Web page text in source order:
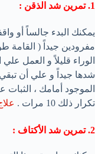
1. تمرين شد الذقن :
يمكنك البدء جالساً أو
مفرودين جيداً ( القامة
الوراء قليلاً و العمل
شدها جيداً و علي أن
تكرار ذلك 10 مرات .
2. تمرين شد الأكتاف :